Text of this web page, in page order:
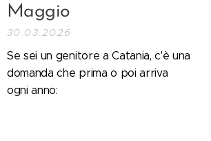
Maggio
30.03.2026
Se sei un genitore a Catania, c'è una
domanda che prima o poi arriva
ogni anno: